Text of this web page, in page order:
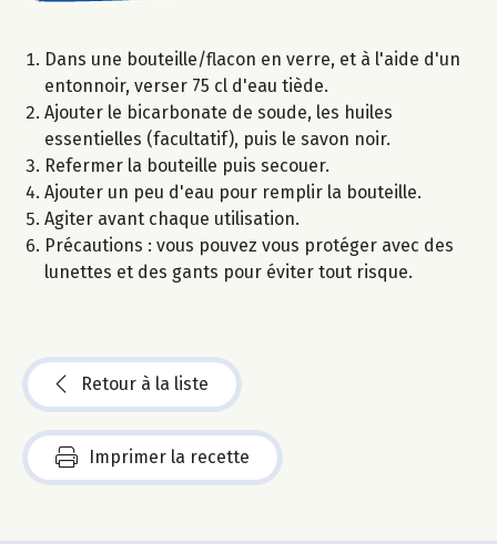
Dans une bouteille/flacon en verre, et à l'aide d'un
entonnoir, verser 75 cl d'eau tiède.
Ajouter le bicarbonate de soude, les huiles
essentielles (facultatif), puis le savon noir.
Refermer la bouteille puis secouer.
Ajouter un peu d'eau pour remplir la bouteille.
Agiter avant chaque utilisation.
Précautions : vous pouvez vous protéger avec des
lunettes et des gants pour éviter tout risque.
Retour à la liste
Imprimer la recette